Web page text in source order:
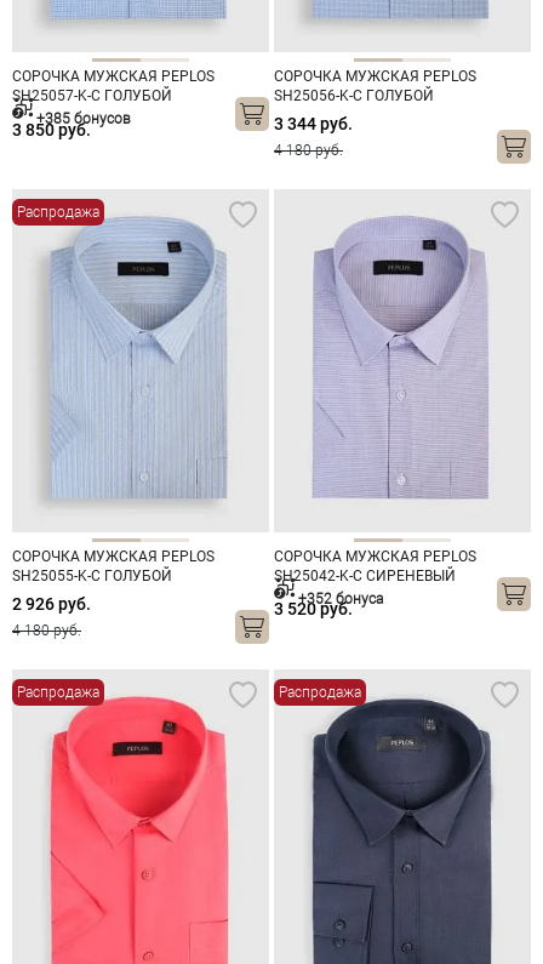
СОРОЧКА МУЖСКАЯ PEPLOS
SH25057-K-C ГОЛУБОЙ
3 850 руб.
+385 бонусов
СОРОЧКА МУЖСКАЯ PEPLOS
SH25056-K-C ГОЛУБОЙ
3 344 руб.
4 180 руб.
Распродажа
СОРОЧКА МУЖСКАЯ PEPLOS
SH25055-K-C ГОЛУБОЙ
2 926 руб.
4 180 руб.
СОРОЧКА МУЖСКАЯ PEPLOS
SH25042-K-C СИРЕНЕВЫЙ
3 520 руб.
+352 бонуса
Распродажа Распродажа